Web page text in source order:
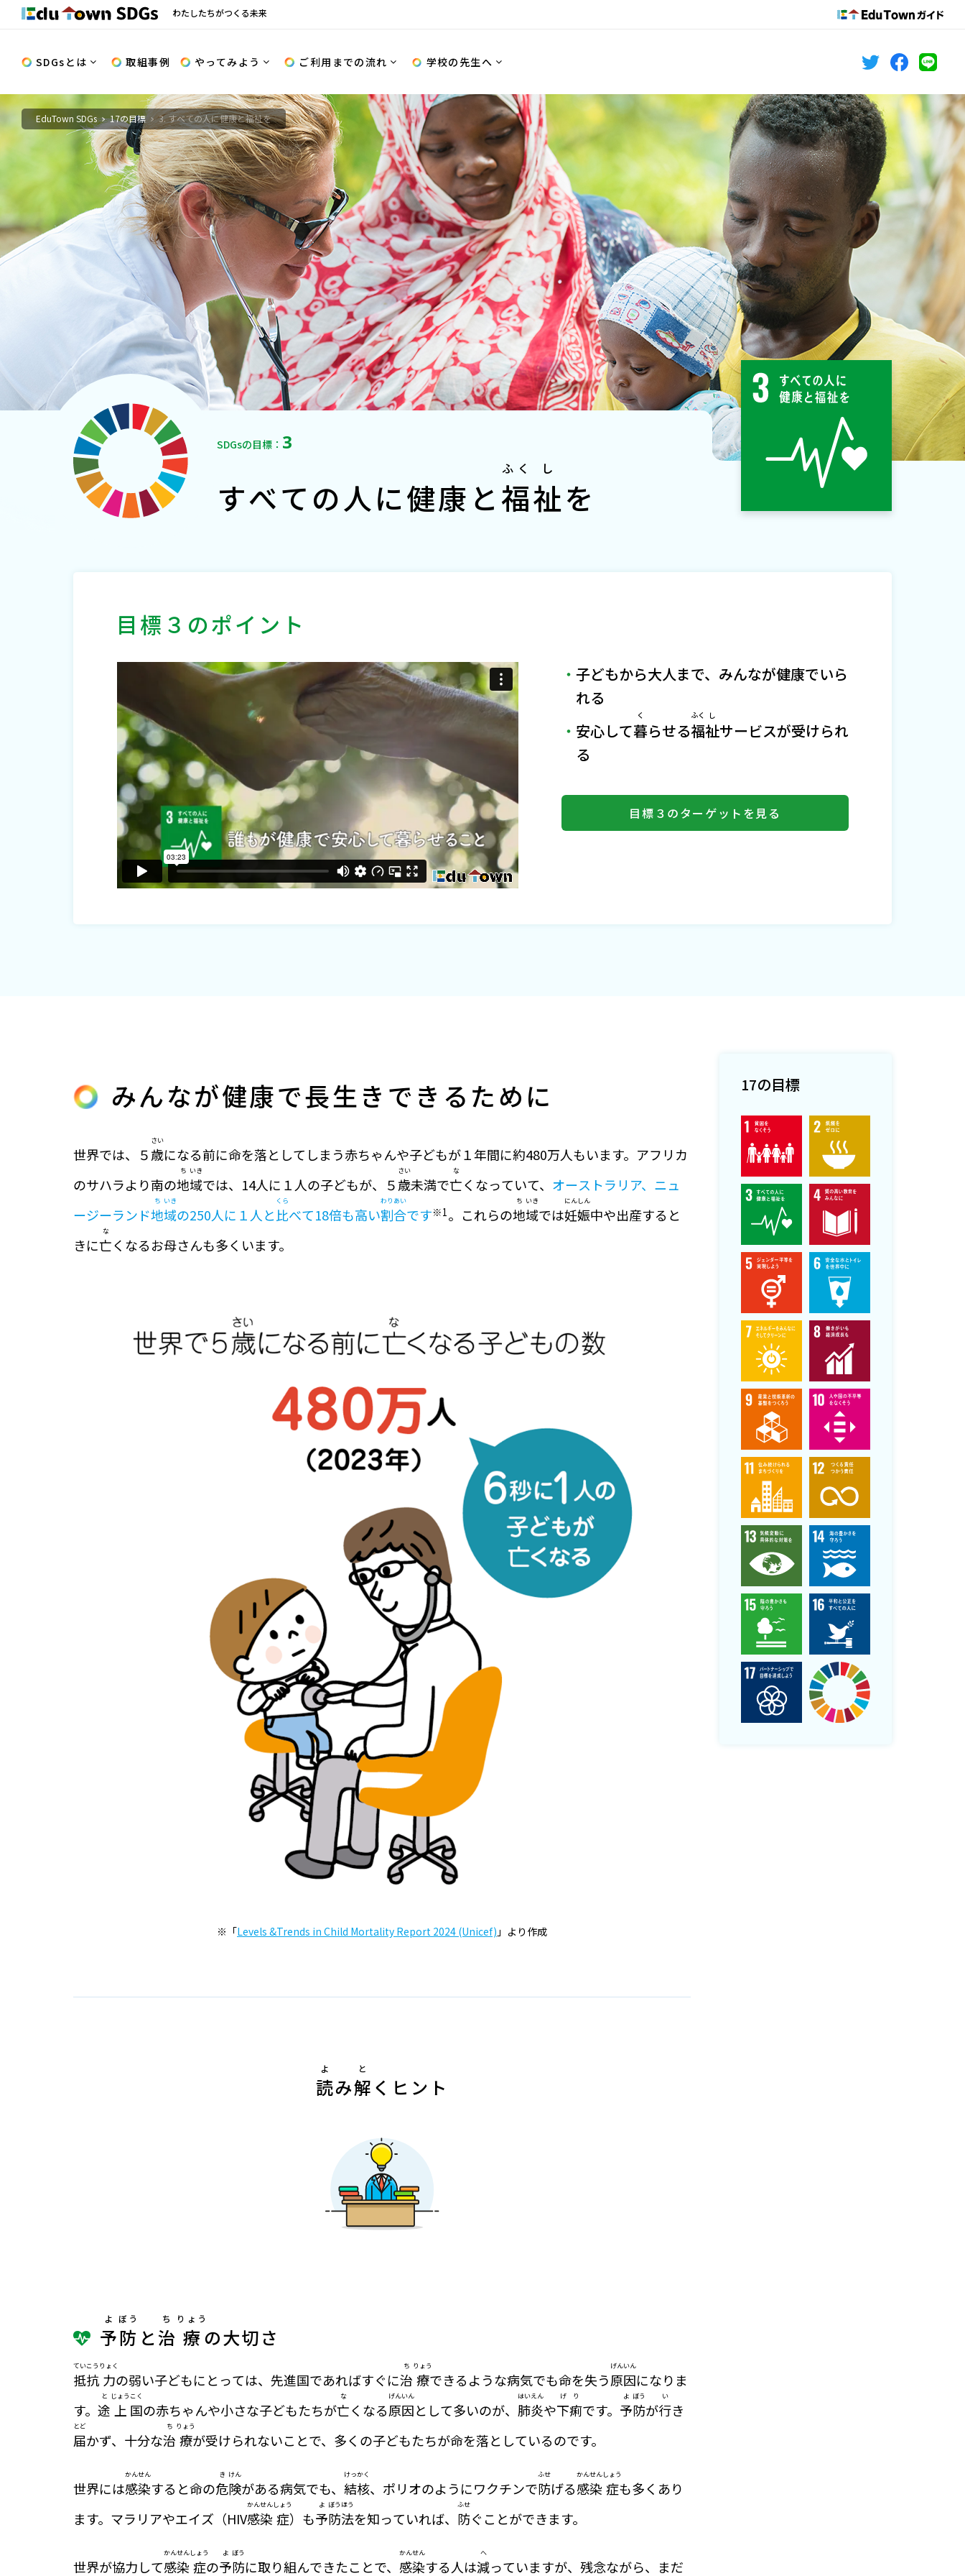
わたしたちがつくる未来
SDGsとは 取組事例 やってみよう ご利用までの流れ 学校の先生へ
EduTown SDGs 17の目標 3. すべての人に健康と福祉を
SDGsの目標： 3
すべての人に健康と福
ふく
祉
し
を
目標３のポイント
子どもから大人まで、みんなが健康でいら
れる
安心して暮
く
らせる福
ふく
祉
し
サービスが受けられ
る
目標３のターゲットを見る
みんなが健康で長生きできるために
世界では、５歳
さい
になる前に命を落としてしまう赤ちゃんや子どもが１年間に約480万人もいます。アフリカ
のサハラより南の地
ち
域
いき
では、14人に１人の子どもが、５歳
さい
未満で亡
な
くなっていて、 オーストラリア、ニュ
ージーランド地
ち
域
いき
の250人に１人と比
くら
べて18倍も高い割
わり
合
あい
です※1。これらの地
ち
域
いき
では妊
にん
娠
しん
中や出産すると
きに亡
な
くなるお母さんも多くいます。
※「Levels &Trends in Child Mortality Report 2024 (Unicef) 」より作成
読
よ
み解
と
くヒント
予
よ
防
ぼう
と治
ち
療
りょう
の大切さ
抵
てい
抗
こう
力
りょく
の弱い子どもにとっては、先進国であればすぐに治
ち
療
りょう
できるような病気でも命を失う原
げん
因
いん
になりま
す。 途
と
上
じょう
国
こく
の赤ちゃんや小さな子どもたちが亡
な
くなる原
げん
因
いん
として多いのが、 肺
はい
炎
えん
や下
げ
痢
り
です。 予
よ
防
ぼう
が行
い
き
届
とど
かず、十分な治
ち
療
りょう
が受けられないことで、多くの子どもたちが命を落としているのです。
世界には感
かん
染
せん
すると命の危
き
険
けん
がある病気でも、 結
けっ
核
かく
、ポリオのようにワクチンで防
ふせ
げる感
かん
染
せん
症
しょう
も多くあり
ます。マラリアやエイズ（HIV感
かん
染
せん
症
しょう
）も予
よ
防
ぼう
法
ほう
を知っていれば、 防
ふせ
ぐことができます。
世界が協力して感
かん
染
せん
症
しょう
の予
よ
防
ぼう
に取り組んできたことで、 感
かん
染
せん
する人は減
へ
っていますが、残念ながら、まだ
17の目標